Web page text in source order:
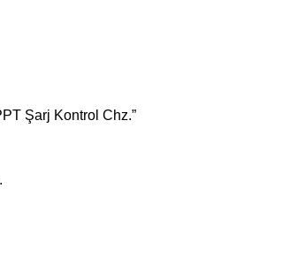
Şarj Kontrol Chz.”